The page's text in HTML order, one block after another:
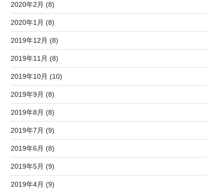
2020年2月 (8)
2020年1月 (8)
2019年12月 (8)
2019年11月 (8)
2019年10月 (10)
2019年9月 (8)
2019年8月 (8)
2019年7月 (9)
2019年6月 (8)
2019年5月 (9)
2019年4月 (9)